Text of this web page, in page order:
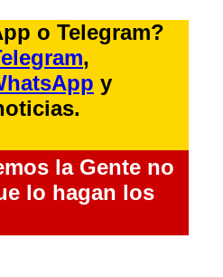
o Telegram?
,
y
la Gente no
lo hagan los